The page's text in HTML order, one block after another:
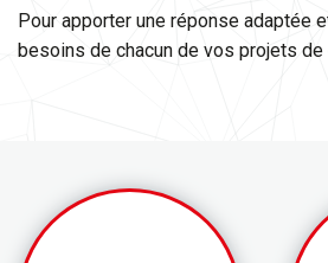
Pour apporter une réponse adaptée
besoins de chacun de vos projets de